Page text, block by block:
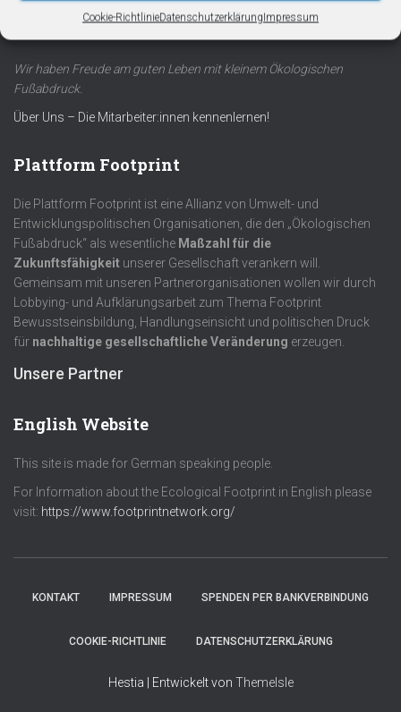
Cookie-RichtlinieDatenschutzerklärungImpressum
Über Uns
Wir haben Freude am guten Leben mit kleinem Ökologischen
Fußabdruck.
Über Uns – Die Mitarbeiter:innen kennenlernen!
Plattform Footprint
Die Plattform Footprint ist eine Allianz von Umwelt- und
Entwicklungspolitischen Organisationen, die den „Ökologischen
Fußabdruck“ als wesentliche Maßzahl für die
Zukunftsfähigkeit unserer Gesellschaft verankern will.
Gemeinsam mit unseren Partnerorganisationen wollen wir durch
Lobbying- und Aufklärungsarbeit zum Thema Footprint
Bewusstseinsbildung, Handlungseinsicht und politischen Druck
für nachhaltige gesellschaftliche Veränderung erzeugen.
Unsere Partner
English Website
This site is made for German speaking people.
For Information about the Ecological Footprint in English please
visit: https://www.footprintnetwork.org/
KONTAKT IMPRESSUM SPENDEN PER BANKVERBINDUNG
COOKIE-RICHTLINIE DATENSCHUTZERKLÄRUNG
Hestia | Entwickelt von ThemeIsle